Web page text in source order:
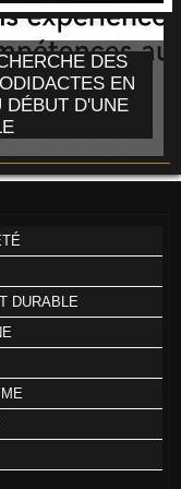
DES
EN
DÉBUT D'UNE
DURABLE